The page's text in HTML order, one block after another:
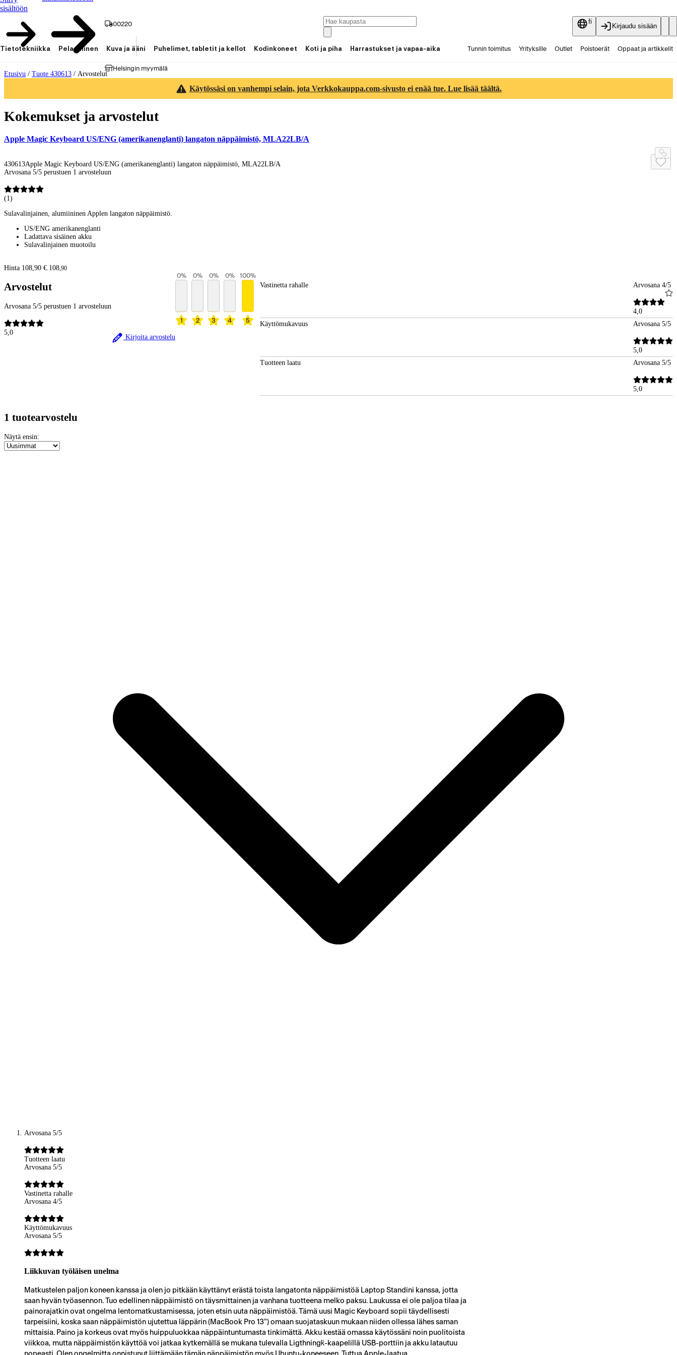
sisältöön
00220
Helsingin myymälä
fi
Kirjaudu sisään
Tietotekniikka Pelaaminen Kuva ja ääni Puhelimet, tabletit ja kellot Kodinkoneet Koti ja piha Harrastukset ja vapaa-aika Tunnin toimitus Yrityksille Outlet Poistoerät Oppaat ja artikkelit
Etusivu / Tuote 430613 / Arvostelut
Käytössäsi on vanhempi selain, jota Verkkokauppa.com-sivusto ei enää tue. Lue lisää täältä.
Kokemukset ja arvostelut
Apple Magic Keyboard US/ENG (amerikanenglanti) langaton näppäimistö, MLA22LB/A
430613Apple Magic Keyboard US/ENG (amerikanenglanti) langaton näppäimistö, MLA22LB/A
Arvosana 5/5 perustuen 1 arvosteluun
(1)
Sulavalinjainen, alumiininen Applen langaton näppäimistö.
US/ENG amerikanenglanti
Ladattava sisäinen akku
Sulavalinjainen muotoilu
Hinta 108,90 €.108,90
Arvostelut
Arvosana 5/5 perustuen 1 arvosteluun
5,0
Kirjoita arvostelu
1
0%
2
0%
3
0%
4
0%
5
100%
Vastinetta rahalle Arvosana 4/5
4,0
Käyttömukavuus
Arvosana 5/5
5,0
Tuotteen laatu
Arvosana 5/5
5,0
1 tuotearvostelu
Näytä ensin:
Arvosana 5/5
Tuotteen laatu
Arvosana 5/5
Vastinetta rahalle
Arvosana 4/5
Käyttömukavuus
Arvosana 5/5
Liikkuvan työläisen unelma
Matkustelen paljon koneen kanssa ja olen jo pitkään käyttänyt erästä toista langatonta näppäimistöä Laptop Standini kanssa, jotta
saan hyvän työasennon. Tuo edellinen näppäimistö on täysmittainen ja vanhana tuotteena melko paksu. Laukussa ei ole paljoa tilaa ja
painorajatkin ovat ongelma lentomatkustamisessa, joten etsin uuta näppäimistöä. Tämä uusi Magic Keyboard sopii täydellisesti
tarpeisiini, koska saan näppäimistön ujutettua läppärin (MacBook Pro 13") omaan suojataskuun mukaan niiden ollessa lähes saman
mittaisia. Paino ja korkeus ovat myös huippuluokkaa näppäintuntumasta tinkimättä. Akku kestää omassa käytössäni noin puolitoista
viikkoa, mutta näppäimistön käyttöä voi jatkaa kytkemällä se mukana tulevalla Ligthningḱ-kaapelillä USB-porttiin ja akku latautuu